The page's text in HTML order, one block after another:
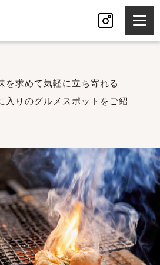
を求めて気軽に立ち寄れる
入りのグルメスポットをご紹